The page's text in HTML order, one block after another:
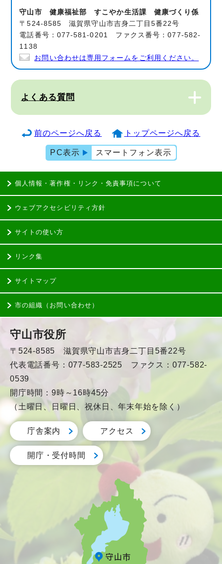
守山市 健康福祉部 すこやか生活課 健康づくり係
〒524-8585 滋賀県守山市吉身二丁目5番22号
電話番号：077-581-0201 ファクス番号：077-582-
1138
お問い合わせは専用フォームをご利用ください。
よくある質問
前のページへ戻る トップページへ戻る
PC表示 スマートフォン表示
個人情報・著作権・リンク・免責事項について
ウェブアクセシビリティ方針
サイトの使い方
リンク集
サイトマップ
市の組織（お問い合わせ）
守山市役所
〒524-8585 滋賀県守山市吉身二丁目5番22号
代表電話番号：077-583-2525 ファクス：077-582-
0539
開庁時間：9時～16時45分
（土曜日、日曜日、祝休日、年末年始を除く）
庁舎案内 アクセス
開庁・受付時間